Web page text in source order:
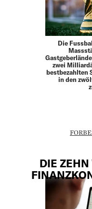
Die
zwei
bestbezahlten
in den
DIE ZEHN